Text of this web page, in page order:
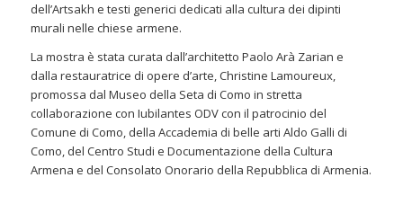
dell’Artsakh e testi generici dedicati alla cultura dei dipinti
murali nelle chiese armene.
La mostra è stata curata dall’architetto Paolo Arà Zarian e
dalla restauratrice di opere d’arte, Christine Lamoureux,
promossa dal Museo della Seta di Como in stretta
collaborazione con Iubilantes ODV con il patrocinio del
Comune di Como, della Accademia di belle arti Aldo Galli di
Como, del Centro Studi e Documentazione della Cultura
Armena e del Consolato Onorario della Repubblica di Armenia.